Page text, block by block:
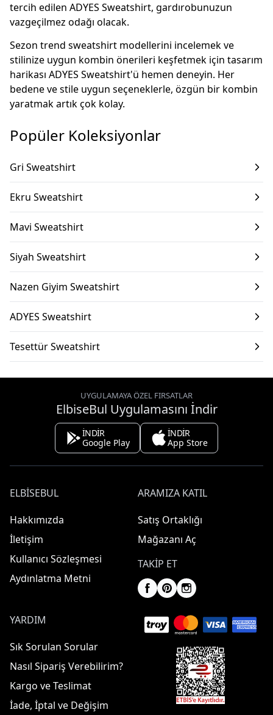
tercih edilen ADYES Sweatshirt, gardırobunuzun
vazgeçilmez odağı olacak.
Sezon trend sweatshirt modellerini incelemek ve
stilinize uygun kombin önerileri keşfetmek için tasarım
harikası ADYES Sweatshirt'ü hemen deneyin. Her
bedene ve stile uygun seçeneklerle, özgün bir kombin
yaratmak artık çok kolay.
Popüler Koleksiyonlar
Gri Sweatshirt
Ekru Sweatshirt
Mavi Sweatshirt
Siyah Sweatshirt
Nazen Giyim Sweatshirt
ADYES Sweatshirt
Tesettür Sweatshirt
UYGULAMAYA ÖZEL FIRSATLAR
ElbiseBul Uygulamasını İndir
İNDİR
Google Play
İNDİR
App Store
ELBISEBUL
Hakkımızda
İletişim
Kullanıcı Sözleşmesi
Aydınlatma Metni
ARAMIZA KATIL
Satış Ortaklığı
Mağazanı Aç
TAKIP ET
YARDIM
Sık Sorulan Sorular
Nasıl Sipariş Verebilirim?
Kargo ve Teslimat
İade, İptal ve Değişim